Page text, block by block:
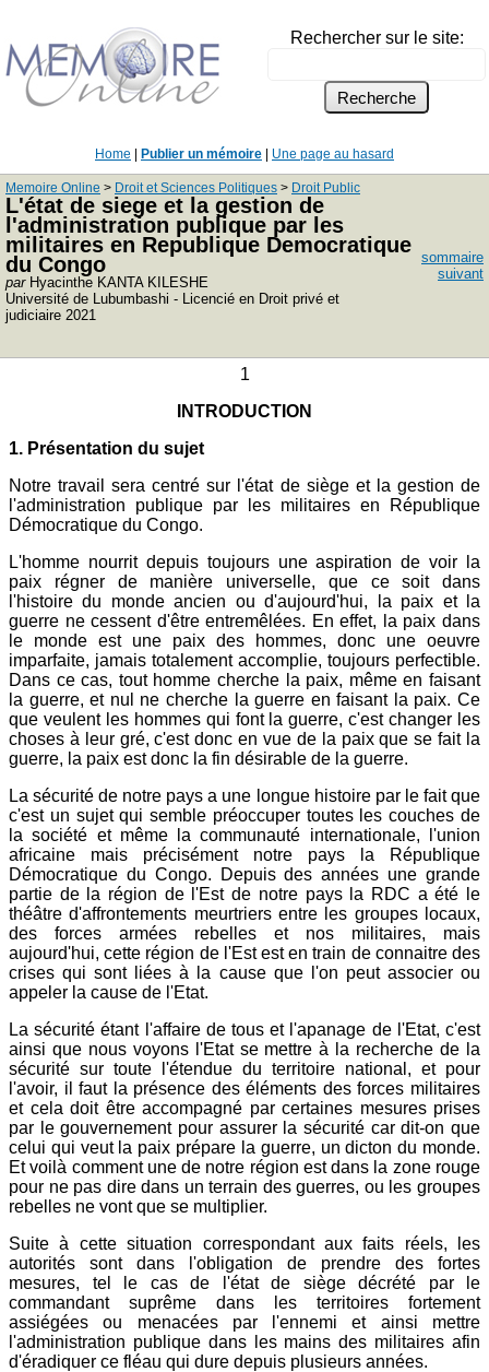
Rechercher sur le site:
Home Publier un mémoire Une page au hasard
Memoire Online > Droit et Sciences Politiques > Droit Public
L'état de siege et la gestion de
l'administration publique par les
militaires en Republique Democratique
du Congo
parHyacinthe KANTA KILESHE
Université de Lubumbashi - Licencié en Droit privé et
judiciaire 2021
sommaire
suivant
1
INTRODUCTION
1. Présentation du sujet
Notre travail sera centré sur l'état de siège et la gestion de
l'administration publique par les militaires en République
Démocratique du Congo.
L'homme nourrit depuis toujours une aspiration de voir la
paix régner de manière universelle, que ce soit dans
l'histoire du monde ancien ou d'aujourd'hui, la paix et la
guerre ne cessent d'être entremêlées. En effet, la paix dans
le monde est une paix des hommes, donc une oeuvre
imparfaite, jamais totalement accomplie, toujours perfectible.
Dans ce cas, tout homme cherche la paix, même en faisant
la guerre, et nul ne cherche la guerre en faisant la paix. Ce
que veulent les hommes qui font la guerre, c'est changer les
choses à leur gré, c'est donc en vue de la paix que se fait la
guerre, la paix est donc la fin désirable de la guerre.
La sécurité de notre pays a une longue histoire par le fait que
c'est un sujet qui semble préoccuper toutes les couches de
la société et même la communauté internationale, l'union
africaine mais précisément notre pays la République
Démocratique du Congo. Depuis des années une grande
partie de la région de l'Est de notre pays la RDC a été le
théâtre d'affrontements meurtriers entre les groupes locaux,
des forces armées rebelles et nos militaires, mais
aujourd'hui, cette région de l'Est est en train de connaitre des
crises qui sont liées à la cause que l'on peut associer ou
appeler la cause de l'Etat.
La sécurité étant l'affaire de tous et l'apanage de l'Etat, c'est
ainsi que nous voyons l'Etat se mettre à la recherche de la
sécurité sur toute l'étendue du territoire national, et pour
l'avoir, il faut la présence des éléments des forces militaires
et cela doit être accompagné par certaines mesures prises
par le gouvernement pour assurer la sécurité car dit-on que
celui qui veut la paix prépare la guerre, un dicton du monde.
Et voilà comment une de notre région est dans la zone rouge
pour ne pas dire dans un terrain des guerres, ou les groupes
rebelles ne vont que se multiplier.
Suite à cette situation correspondant aux faits réels, les
autorités sont dans l'obligation de prendre des fortes
mesures, tel le cas de l'état de siège décrété par le
commandant suprême dans les territoires fortement
assiégées ou menacées par l'ennemi et ainsi mettre
l'administration publique dans les mains des militaires afin
d'éradiquer ce fléau qui dure depuis plusieurs années.